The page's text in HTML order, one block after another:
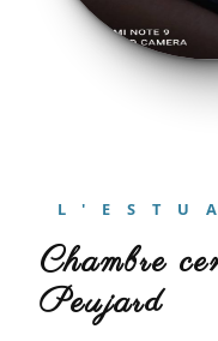
chambre centrale nucléaire à
Peujard